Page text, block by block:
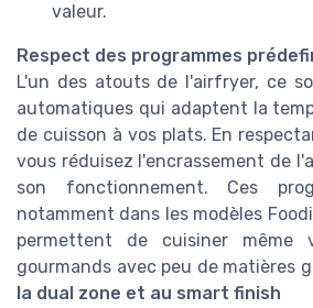
valeur.
Respect des programmes
L'un des atouts de l'airfryer, ce
automatiques qui adaptent la
de cuisson à vos plats. En
vous réduisez l'encrassement de
son fonctionnement. Ces
notamment dans les modèles
permettent de cuisiner même
gourmands avec peu de matières
la dual zone et au smart finish